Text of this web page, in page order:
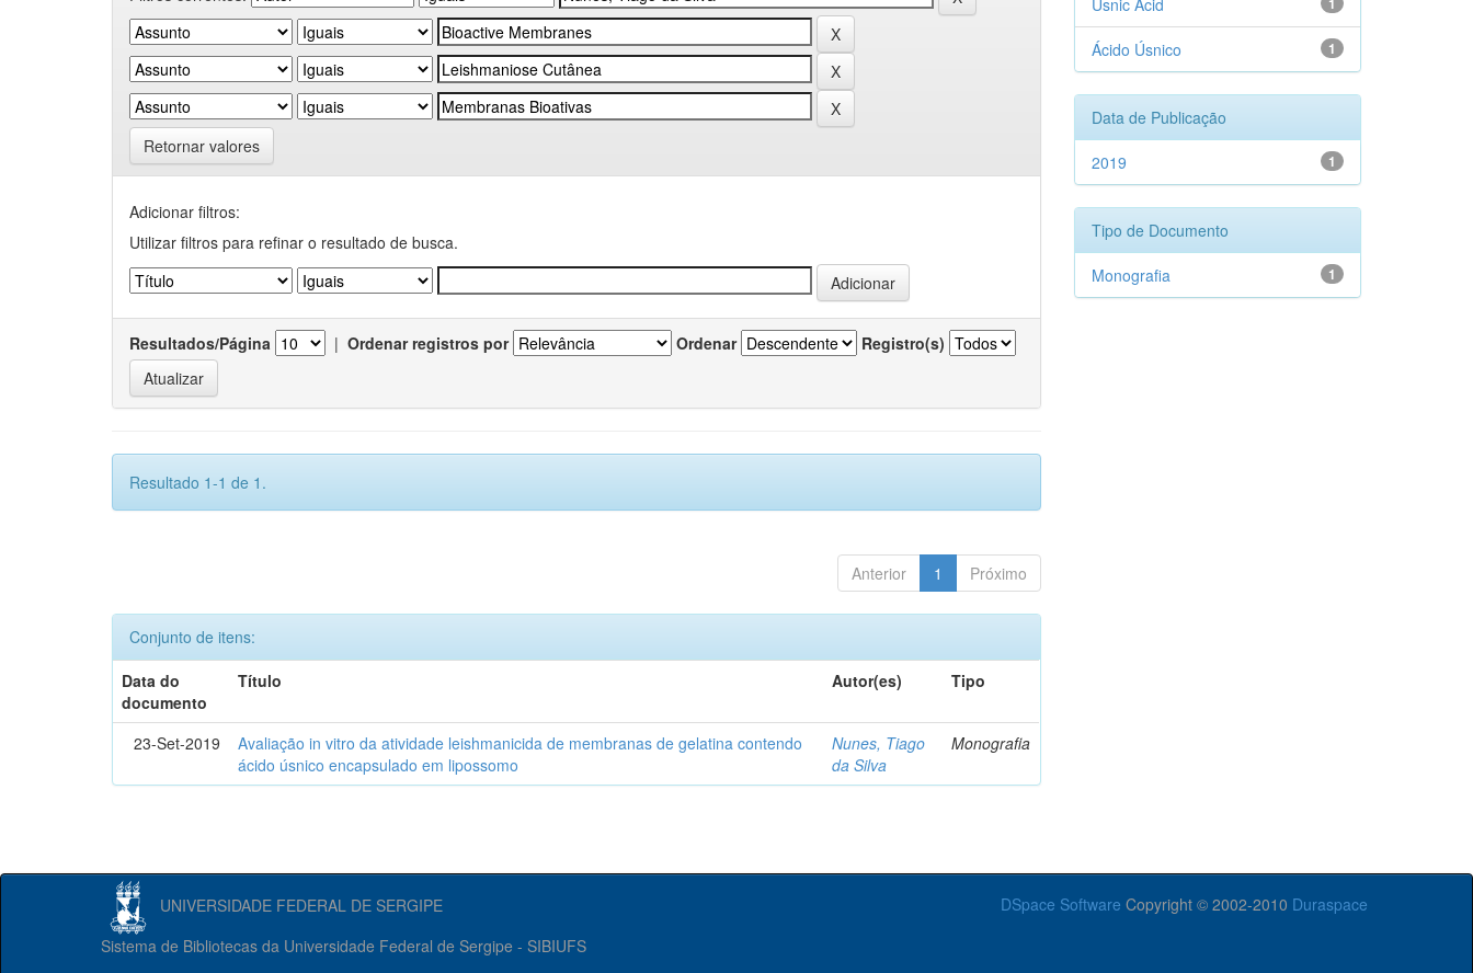
Retornar valores
Adicionar filtros:
Utilizar filtros para refinar o resultado de busca.
Resultados/Página | Ordenar registros por Ordenar Registro(s)
Resultado 1-1 de 1.
Anterior 1 Próximo
Conjunto de itens:
Data do
documento
Título Autor(es) Tipo
23-Set-2019
Avaliação in vitro da atividade leishmanicida de membranas de gelatina contendo
ácido úsnico encapsulado em lipossomo
Nunes, Tiago
da Silva
Monografia
Usnic Acid
1
Ácido Úsnico
Data de Publicação
1
2019
Tipo de Documento
1
Monografia
UNIVERSIDADE FEDERAL DE SERGIPE DSpace Software Copyright © 2002-2010 Duraspace
Sistema de Bibliotecas da Universidade Federal de Sergipe - SIBIUFS